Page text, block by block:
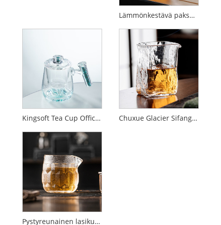
Lämmönkestävä paksunnettu lasi messukuppi
Kingsoft Tea Cup Office Water Cup -lahja Chuxue Glacier Sifang Fair Cup
Pystyreunainen lasikuppi